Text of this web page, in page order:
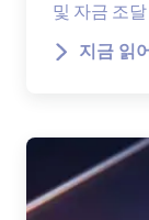
및 자금 조
지금 읽